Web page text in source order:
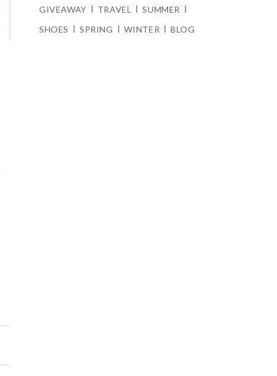
GIVEAWAY
TRAVEL
SUMMER
SHOES
SPRING WINTER BLOG